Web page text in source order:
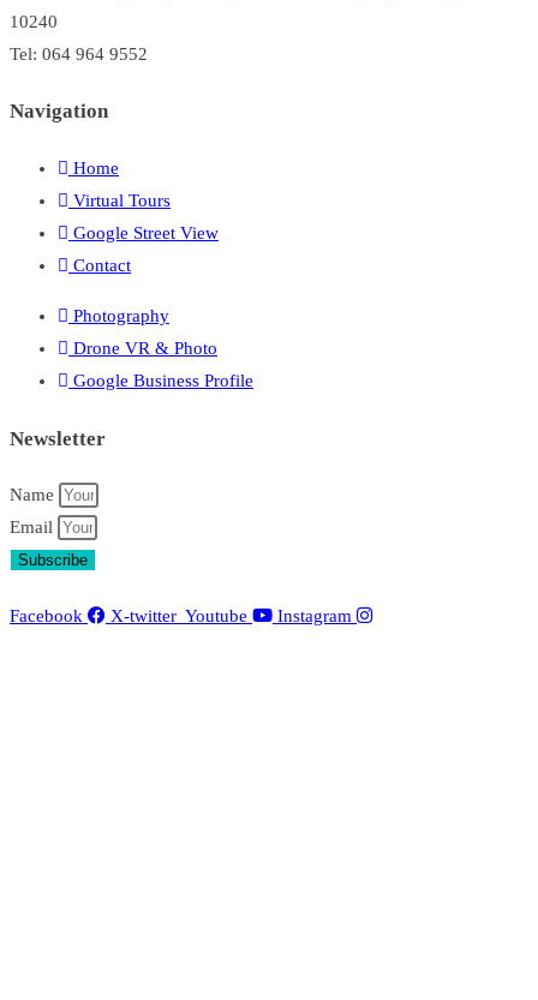
10240
Tel: 064 964 9552
Navigation
Home
Virtual Tours
Google Street View
Contact
Photography
Drone VR & Photo
Google Business Profile
Newsletter
Name
Email
Subscribe
Facebook X-twitter Youtube Instagram